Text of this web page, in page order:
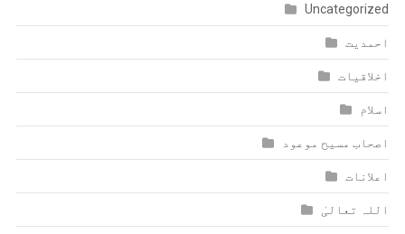
Uncategorized
احمدیت
اخلاقیات
اسلام
اصحاب مسیح موعود
اعلانات
اللہ تعالیٰ